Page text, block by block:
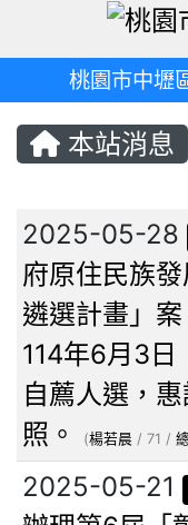
桃園市中壢
本站消息
文章列表
2025-05-28
府原住民族
遴選計畫」
114年6月3日
自薦人選，
照。
(楊若晨 / 71 /
2025-05-21